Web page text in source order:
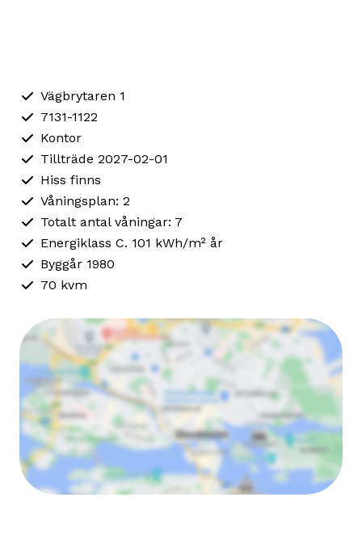
Vägbrytaren 1
7131-1122
Kontor
Tillträde 2027-02-01
Hiss finns
Våningsplan: 2
Totalt antal våningar: 7
Energiklass C. 101 kWh/m² år
Byggår 1980
70 kvm